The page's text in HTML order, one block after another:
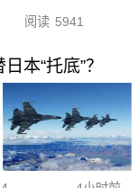
阅读 5941
本“托底”？